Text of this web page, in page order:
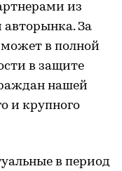
из
авторынка. За
может в полной
в защите
нашей
и крупного
в период